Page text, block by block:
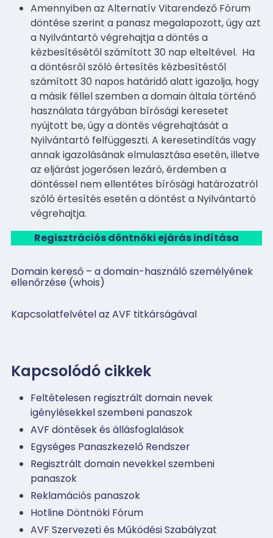
Amennyiben az Alternatív Vitarendező Fórum
döntése szerint a panasz megalapozott, úgy azt
a Nyilvántartó végrehajtja a döntés a
kézbesítésétől számított 30 nap elteltével. Ha
a döntésről szóló értesítés kézbesítéstől
számított 30 napos határidő alatt igazolja, hogy
a másik féllel szemben a domain általa történő
használata tárgyában bírósági keresetet
nyújtott be, úgy a döntés végrehajtását a
Nyilvántartó felfüggeszti. A keresetindítás vagy
annak igazolásának elmulasztása esetén, illetve
az eljárást jogerősen lezáró, érdemben a
döntéssel nem ellentétes bírósági határozatról
szóló értesítés esetén a döntést a Nyilvántartó
végrehajtja.
Regisztrációs döntnöki ejárás indítása
Domain kereső – a domain-használó személyének
ellenőrzése (whois)
Kapcsolatfelvétel az AVF titkárságával
Kapcsolódó cikkek
Feltételesen regisztrált domain nevek
igénylésekkel szembeni panaszok
AVF döntések és állásfoglalások
Egységes Panaszkezelő Rendszer
Regisztrált domain nevekkel szembeni
panaszok
Reklamációs panaszok
Hotline Döntnöki Fórum
AVF Szervezeti és Működési Szabályzat